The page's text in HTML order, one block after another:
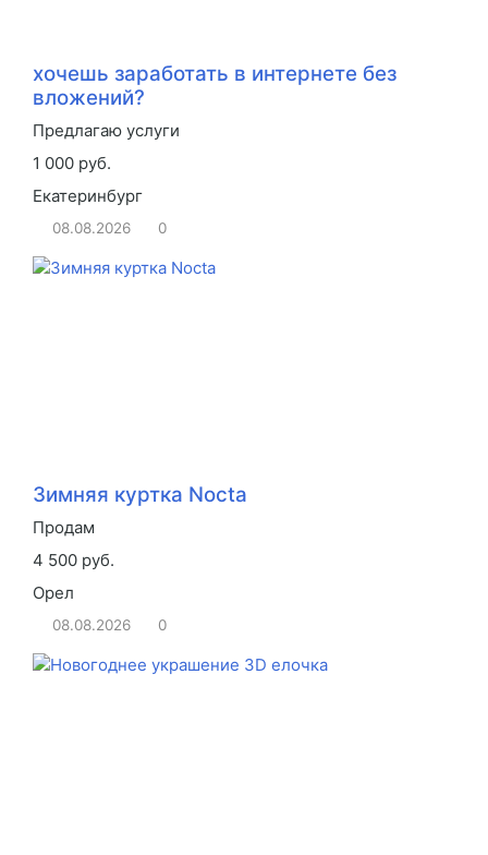
хочешь заработать в интернете без
вложений?
Предлагаю услуги
1 000 руб.
Екатеринбург
08.08.2026 0
Зимняя куртка Nocta
Продам
4 500 руб.
Орел
08.08.2026 0